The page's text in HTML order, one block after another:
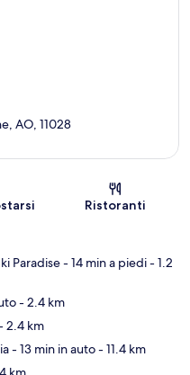
AO, 11028
Ristoranti
Paradise- 14 min a piedi- 1.2
- 2.4 km
2.4 km
- 13 min in auto- 11.4 km